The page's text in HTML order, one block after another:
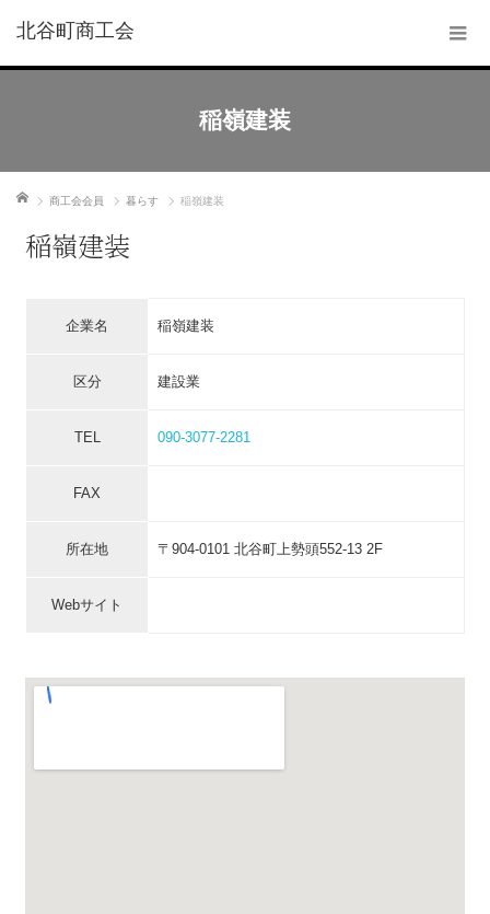
北谷町商工会
稲嶺建装
ホーム 商工会会員 暮らす 稲嶺建装
稲嶺建装
企業名 稲嶺建装
区分 建設業
TEL 090-3077-2281
FAX
所在地 〒904-0101 北谷町上勢頭552-13 2F
Webサイト